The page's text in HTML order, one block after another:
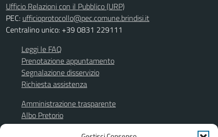
Ufficio Relazioni con il Pubblico (URP)
PEC: ufficioprotocollo@pec.comune.brindisi.it
Centralino unico: +39 0831 229111
Leggi le FAQ
Prenotazione appuntamento
Segnalazione disservizio
Richiesta assistenza
Amministrazione trasparente
Albo Pretorio
Segnalazione illeciti